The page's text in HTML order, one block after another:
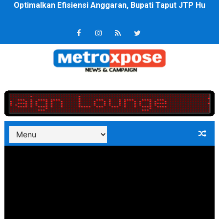
PT ASDP Cabang Ambon Siap Dukung Program Bank
Saadiah Uluputty Buka Pekan Olahraga HUT ke-81 RI
4 Dokter Asal Nias Barat Lulus PPDS di FK USU,
DPRD Kota Bekasi Minta Penanganan Pencemaran
Unggul 3 Gol Kesebelasan MKRE FC Raih Tiket
Jelang HUT RI ke 81Turnamen Olah Anak Muda Kota